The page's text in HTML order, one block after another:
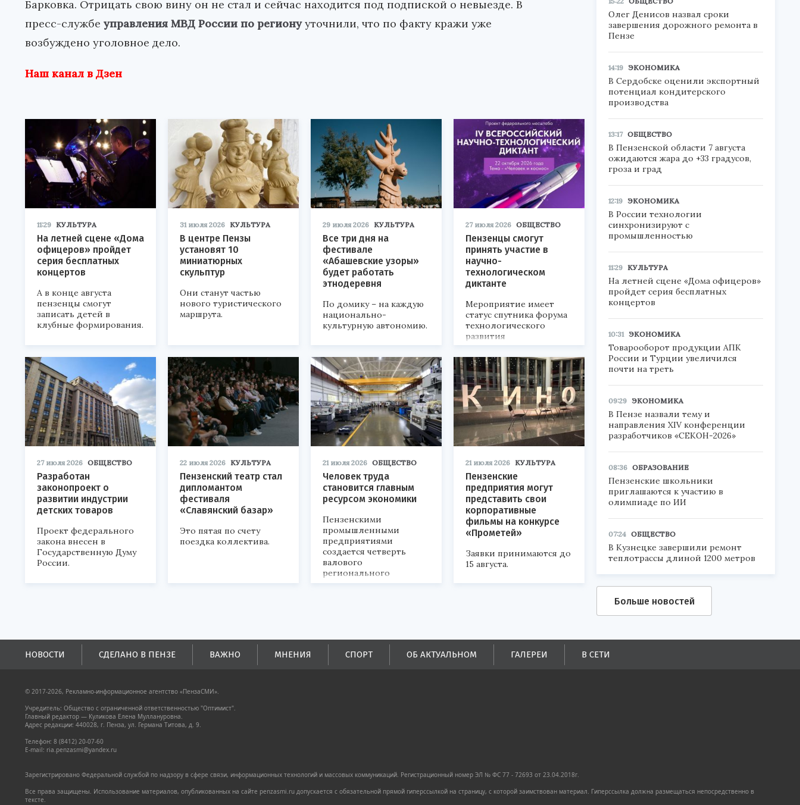
Барковка. Отрицать свою вину он не стал и сейчас находится под подпиской о невыезде. В
пресс-службе управления МВД России по регионууточнили, что по факту кражи уже
возбуждено уголовное дело.
Наш канал в Дзен
11:29 КУЛЬТУРА
На летней сцене «Дома
офицеров» пройдет
серия бесплатных
концертов
А в конце августа
пензенцы смогут
записать детей в
клубные формирования.
31 июля 2026 КУЛЬТУРА
В центре Пензы
установят 10
миниатюрных
скульптур
Они станут частью
нового туристического
маршрута.
29 июля 2026 КУЛЬТУРА
Все три дня на
фестивале
«Абашевские узоры»
будет работать
этнодеревня
По домику – на каждую
национально-
культурную автономию.
27 июля 2026 ОБЩЕСТВО
Пензенцы смогут
принять участие в
научно-
технологическом
диктанте
Мероприятие имеет
статус спутника форума
технологического
развития
«Технопром-2026».
27 июля 2026 ОБЩЕСТВО
Разработан
законопроект о
развитии индустрии
детских товаров
Проект федерального
закона внесен в
Государственную Думу
России.
22 июля 2026 КУЛЬТУРА
Пензенский театр стал
дипломантом
фестиваля
«Славянский базар»
Это пятая по счету
поездка коллектива.
21 июля 2026 ОБЩЕСТВО
Человек труда
становится главным
ресурсом экономики
Пензенскими
промышленными
предприятиями
создается четверть
валового
регионального
продукта и
21 июля 2026 КУЛЬТУРА
Пензенские
предприятия могут
представить свои
корпоративные
фильмы на конкурсе
«Прометей»
Заявки принимаются до
15 августа.
Олег Денисов назвал сроки
завершения дорожного ремонта в
Пензе
14:19 ЭКОНОМИКА
В Сердобске оценили экспортный
потенциал кондитерского
производства
13:17 ОБЩЕСТВО
В Пензенской области 7 августа
ожидаются жара до +33 градусов,
гроза и град
12:19 ЭКОНОМИКА
В России технологии
синхронизируют с
промышленностью
11:29 КУЛЬТУРА
На летней сцене «Дома офицеров»
пройдет серия бесплатных
концертов
10:31 ЭКОНОМИКА
Товарооборот продукции АПК
России и Турции увеличился
почти на треть
09:29 ЭКОНОМИКА
В Пензе назвали тему и
направления XIV конференции
разработчиков «СЕКОН-2026»
08:36 ОБРАЗОВАНИЕ
Пензенские школьники
приглашаются к участию в
олимпиаде по ИИ
07:24 ОБЩЕСТВО
В Кузнецке завершили ремонт
теплотрассы длиной 1200 метров
Больше новостей
НОВОСТИ СДЕЛАНО В ПЕНЗЕ ВАЖНО МНЕНИЯ СПОРТ ОБ АКТУАЛЬНОМ ГАЛЕРЕИ В СЕТИ
© 2017-2026, Рекламно-информационное агентство «ПензаСМИ».
Учредитель: Общество с ограниченной ответственностью "Оптимист".
Главный редактор — Куликова Елена Муллануровна.
Адрес редакции: 440028, г. Пенза, ул. Германа Титова, д. 9.
Телефон: 8 (8412) 20-07-60
E-mail: ria.penzasmi@yandex.ru
Зарегистрировано Федеральной службой по надзору в сфере связи, информационных технологий и массовых коммуникаций. Регистрационный номер ЭЛ № ФС 77 - 72693 от 23.04.2018г.
Все права защищены. Использование материалов, опубликованных на сайте penzasmi.ru допускается с обязательной прямой гиперссылкой на страницу, с которой заимствован материал. Гиперссылка должна размещаться непосредственно в
тексте.